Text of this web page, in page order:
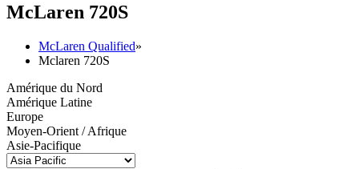
McLaren 720S
McLaren Qualified»
Mclaren 720S
Amérique du Nord
Amérique Latine
Europe
Moyen-Orient / Afrique
Asie-Pacifique